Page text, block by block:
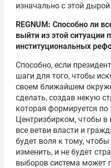
изначально с этой
REGNUM: Способно ли
выйти из этой ситуации
институциональных
Способно, если
шаги для того, чтобы
своем ближайшем
сделать, создав некую
которая формируется
Центризбирком, чтобы в
все ветви власти и
будет воля к тому, чтобы
изменить, и не будет
выборов система может